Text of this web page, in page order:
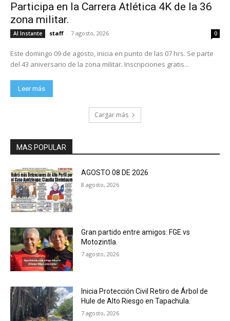
Participa en la Carrera Atlética 4K de la 36
zona militar.
Al Instante staff - 7 agosto, 2026 0
Este domingo 09 de agosto, inicia en punto de las 07 hrs. Se parte
del 43 aniversario de la zona militar. Inscripciones gratis...
Leer más
Cargar más
MAS POPULAR
AGOSTO 08 DE 2026
8 agosto, 2026
Gran partido entre amigos: FGE vs
Motozintla.
7 agosto, 2026
Inicia Protección Civil Retiro de Árbol de
Hule de Alto Riesgo en Tapachula.
7 agosto, 2026